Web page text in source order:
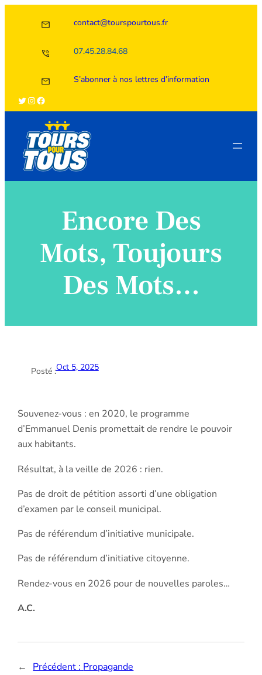
contact@tourspourtous.fr
07.45.28.84.68
S’abonner à nos lettres d’information
Twitter
Instagram
Facebook
Encore Des
Mots, Toujours
Des Mots…
Posté :Oct 5, 2025
Souvenez-vous : en 2020, le programme
d’Emmanuel Denis promettait de rendre le pouvoir
aux habitants.
Résultat, à la veille de 2026 : rien.
Pas de droit de pétition assorti d’une obligation
d’examen par le conseil municipal.
Pas de référendum d’initiative municipale.
Pas de référendum d’initiative citoyenne.
Rendez-vous en 2026 pour de nouvelles paroles…
A.C.
← Précédent : Propagande